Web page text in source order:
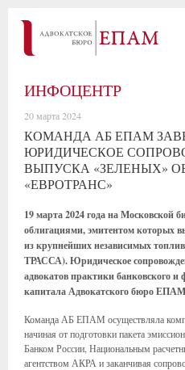
ИНФОЦЕНТР
20 марта 2024
КОМАНДА АБ ЕПАМ
ЮРИДИЧЕСКОЕ
ВЫПУСКА «ЗЕЛЕНЫХ»
«ЕВРОТРАНС»
19 марта 2024 года на Московской
облигациями, эмитентом которых
из крупнейших независимых
ТРАССА). Юридическое
адвокатов практики банковского
капитала Адвокатского бюро
Команда АБ ЕПАМ осуществляла
начиная от подготовки пакета
Банком России, Национальным
агентством АКРА и заканчивая